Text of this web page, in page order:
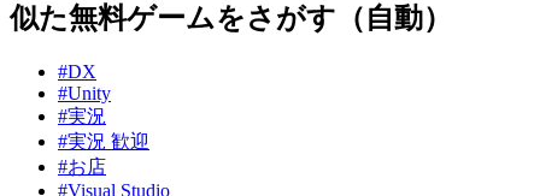
似た無料ゲームをさがす（自動）
#DX
#Unity
#実況
#実況 歓迎
#お店
#Visual Studio